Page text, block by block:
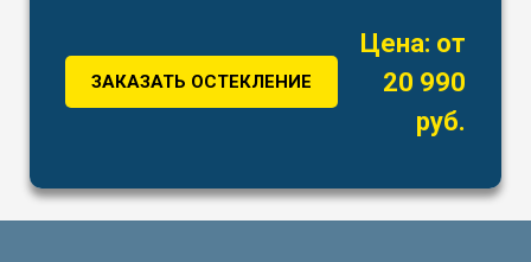
ЗАКАЗАТЬ ОСТЕКЛЕНИЕ
Цена: от
20 990
руб.